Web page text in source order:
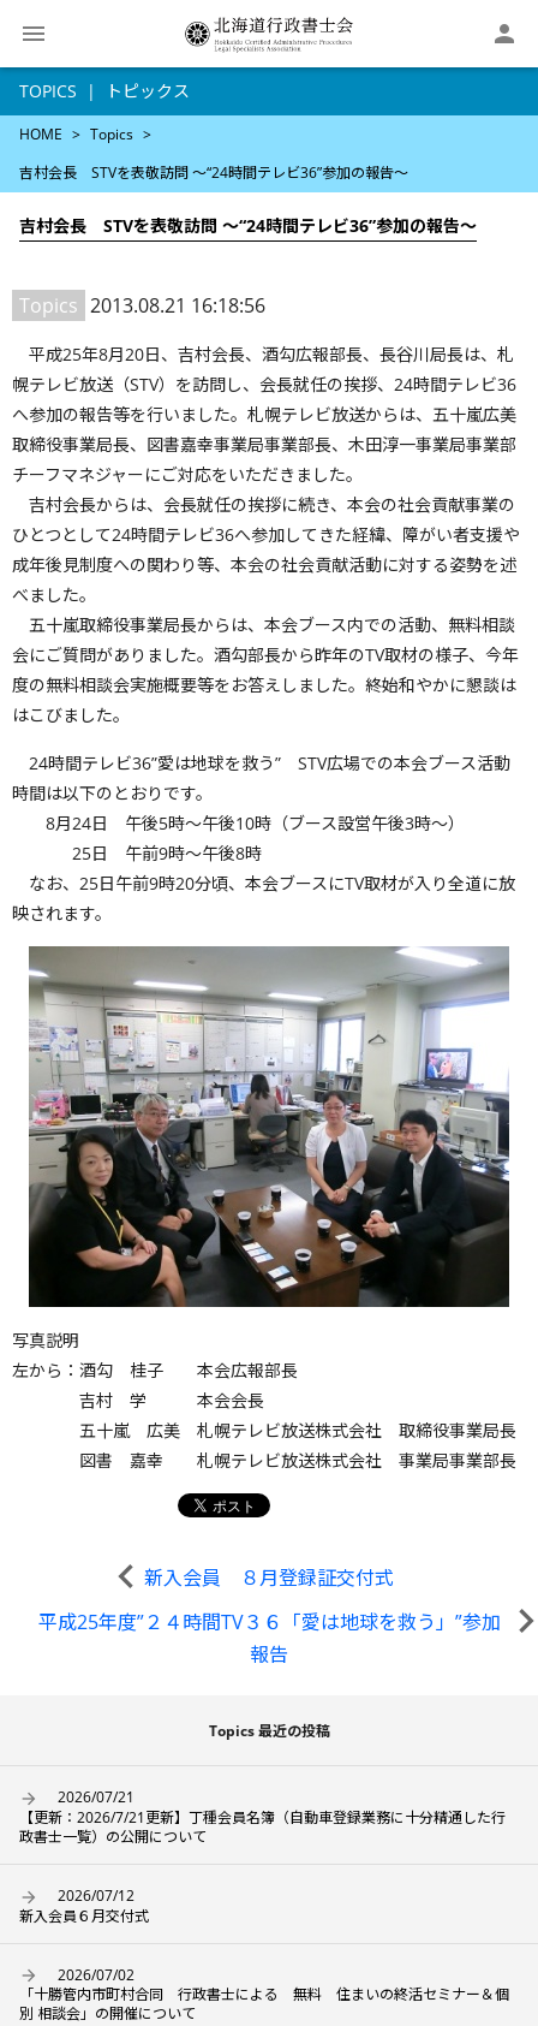

TOPICS トピックス
HOME
Topics
吉村会長 STVを表敬訪問 〜“24時間テレビ36”参加の報告〜
吉村会長 STVを表敬訪問 〜“24時間テレビ36”参加の報告〜
Topics 2013.08.21 16:18:56
平成25年8月20日、吉村会長、酒勾広報部長、長谷川局長は、札
幌テレビ放送（STV）を訪問し、会長就任の挨拶、24時間テレビ36
へ参加の報告等を行いました。札幌テレビ放送からは、五十嵐広美
取締役事業局長、図書嘉幸事業局事業部長、木田淳一事業局事業部
チーフマネジャーにご対応をいただきました。
吉村会長からは、会長就任の挨拶に続き、本会の社会貢献事業の
ひとつとして24時間テレビ36へ参加してきた経緯、障がい者支援や
成年後見制度への関わり等、本会の社会貢献活動に対する姿勢を述
べました。
五十嵐取締役事業局長からは、本会ブース内での活動、無料相談
会にご質問がありました。酒勾部長から昨年のTV取材の様子、今年
度の無料相談会実施概要等をお答えしました。終始和やかに懇談は
はこびました。
24時間テレビ36”愛は地球を救う” STV広場での本会ブース活動
時間は以下のとおりです。
8月24日 午後5時〜午後10時（ブース設営午後3時〜）
25日 午前9時〜午後8時
なお、25日午前9時20分頃、本会ブースにTV取材が入り全道に放
映されます。
写真説明
左から：酒勾 桂子 本会広報部長
吉村 学 本会会長
五十嵐 広美 札幌テレビ放送株式会社 取締役事業局長
図書 嘉幸 札幌テレビ放送株式会社 事業局事業部長
新入会員 ８月登録証交付式
平成25年度”２４時間TV３６「愛は地球を救う」”参加
報告
Topics 最近の投稿
2026/07/21
【更新：2026/7/21更新】丁種会員名簿（自動車登録業務に十分精通した行
政書士一覧）の公開について
2026/07/12
新入会員６月交付式
2026/07/02
「十勝管内市町村合同 行政書士による 無料 住まいの終活セミナー＆個
別 相談会」の開催について